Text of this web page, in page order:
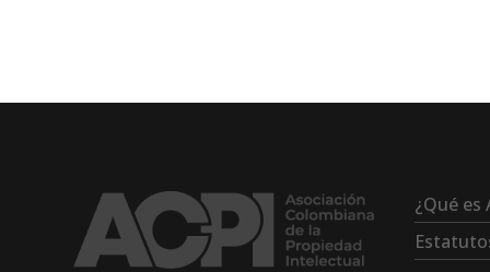
¿Qué es